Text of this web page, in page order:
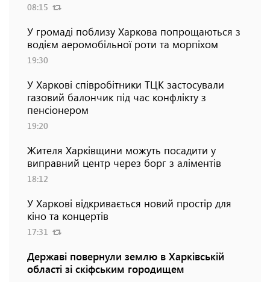
08:15
У громаді поблизу Харкова попрощаються з
водієм аеромобільної роти та морпіхом
19:30
У Харкові співробітники ТЦК застосували
газовий балончик під час конфлікту з
пенсіонером
19:20
Жителя Харківщини можуть посадити у
виправний центр через борг з аліментів
18:12
У Харкові відкривається новий простір для
кіно та концертів
17:31
Державі повернули землю в Харківській
області зі скіфським городищем